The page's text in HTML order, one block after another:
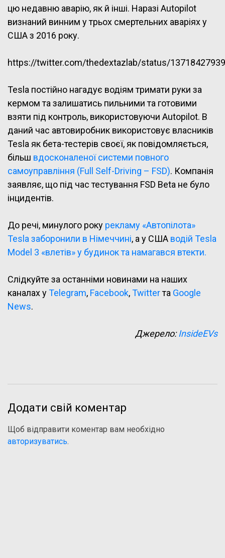
цю недавню аварію, як й інші. Наразі Autopilot
визнаний винним у трьох смертельних аваріях у
США з 2016 року.
https://twitter.com/thedextazlab/status/
Tesla постійно нагадує водіям тримати руки за
кермом та залишатись пильними та готовими
взяти під контроль, використовуючи Autopilot. В
даний час автовиробник використовує власників
Tesla як бета-тестерів своєї, як повідомляється,
більш вдосконаленої системи повного
самоуправління (Full Self-Driving – FSD). Компанія
заявляє, що під час тестування FSD Beta не було
інцидентів.
До речі, минулого року рекламу «Автопілота»
Tesla заборонили в Німеччині, а у США водій Tesla
Model 3 «влетів» у будинок та намагався втекти.
Слідкуйте за останніми новинами на наших
каналах уTelegram, Facebook,Twitterта Google
News.
Джерело:InsideEVs
Додати свій коментар
Щоб відправити коментар вам необхідно
авторизуватись.